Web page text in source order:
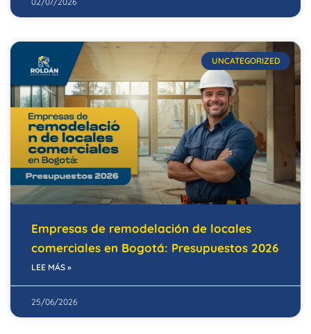
UNCATEGORIZED
Empresas de remodelación de locales
comerciales en Bogotá: Presupuestos 2026
LEE MÁS »
25/06/2026